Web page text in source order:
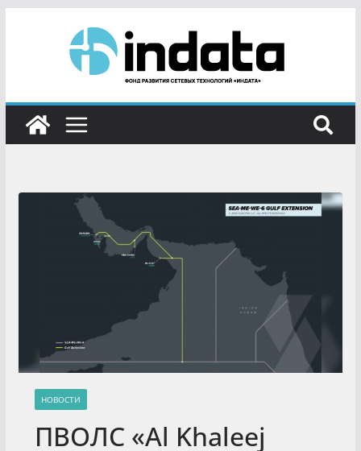
НОВОСТИ
ПВОЛС «Al Khaleej